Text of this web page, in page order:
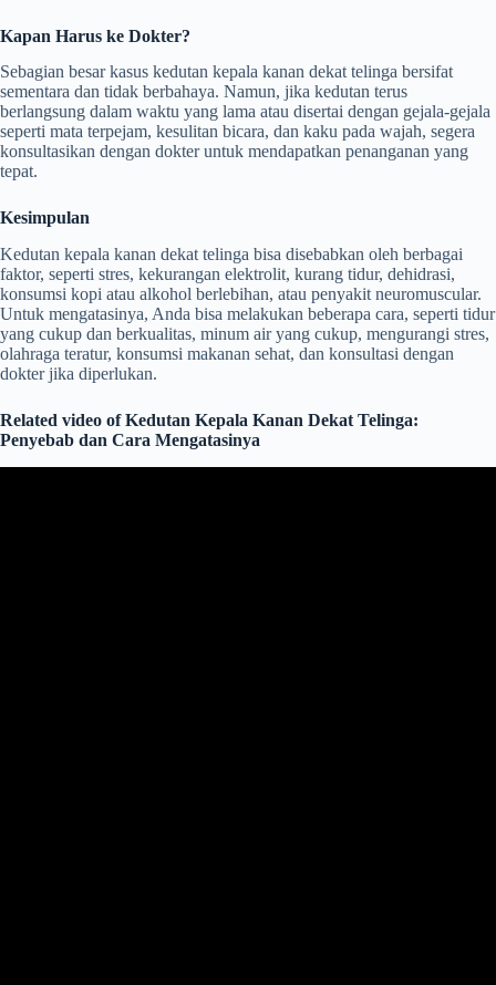
Kapan Harus ke Dokter?
Sebagian besar kasus kedutan kepala kanan dekat telinga bersifat
sementara dan tidak berbahaya. Namun, jika kedutan terus
berlangsung dalam waktu yang lama atau disertai dengan gejala-gejala
seperti mata terpejam, kesulitan bicara, dan kaku pada wajah, segera
konsultasikan dengan dokter untuk mendapatkan penanganan yang
tepat.
Kesimpulan
Kedutan kepala kanan dekat telinga bisa disebabkan oleh berbagai
faktor, seperti stres, kekurangan elektrolit, kurang tidur, dehidrasi,
konsumsi kopi atau alkohol berlebihan, atau penyakit neuromuscular.
Untuk mengatasinya, Anda bisa melakukan beberapa cara, seperti tidur
yang cukup dan berkualitas, minum air yang cukup, mengurangi stres,
olahraga teratur, konsumsi makanan sehat, dan konsultasi dengan
dokter jika diperlukan.
Related video of Kedutan Kepala Kanan Dekat Telinga:
Penyebab dan Cara Mengatasinya